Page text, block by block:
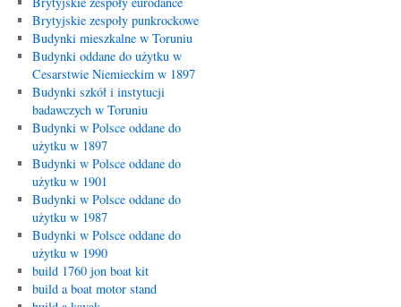
Brytyjskie zespoły punkrockowe
Budynki mieszkalne w Toruniu
Budynki oddane do użytku w
Cesarstwie Niemieckim w 1897
Budynki szkół i instytucji
badawczych w Toruniu
Budynki w Polsce oddane do
użytku w 1897
Budynki w Polsce oddane do
użytku w 1901
Budynki w Polsce oddane do
użytku w 1987
Budynki w Polsce oddane do
użytku w 1990
build 1760 jon boat kit
build a boat motor stand